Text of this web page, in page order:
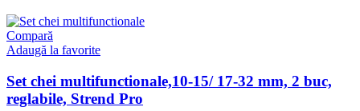
Compară
Adaugă la favorite
Set chei multifunctionale,10-15/ 17-32 mm, 2 buc,
reglabile, Strend Pro